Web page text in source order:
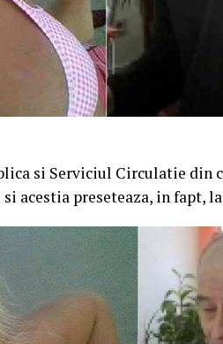
si Serviciul Circulatie din
acestia preseteaza, in fapt,